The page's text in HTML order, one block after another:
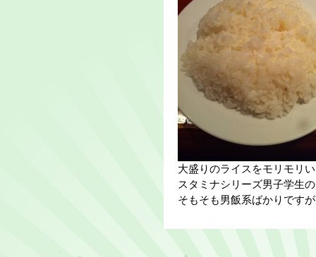
大盛りのライスをモリモリ
スタミナシリーズ男子学生
そもそも男飯系ばかりです